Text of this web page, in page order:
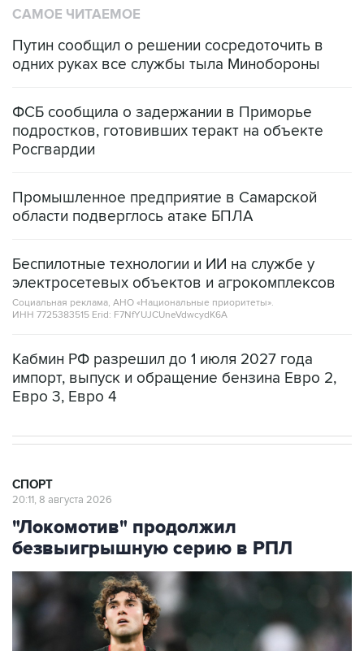
САМОЕ ЧИТАЕМОЕ
Путин сообщил о решении сосредоточить в
одних руках все службы тыла Минобороны
ФСБ сообщила о задержании в Приморье
подростков, готовивших теракт на объекте
Росгвардии
Промышленное предприятие в Самарской
области подверглось атаке БПЛА
Беспилотные технологии и ИИ на службе у
электросетевых объектов и агрокомплексов
Социальная реклама, АНО «Национальные приоритеты».
ИНН 7725383515 Erid: F7NfYUJCUneVdwcydK6A
Кабмин РФ разрешил до 1 июля 2027 года
импорт, выпуск и обращение бензина Евро 2,
Евро 3, Евро 4
СПОРТ
20:11, 8 августа 2026
"Локомотив" продолжил
безвыигрышную серию в РПЛ